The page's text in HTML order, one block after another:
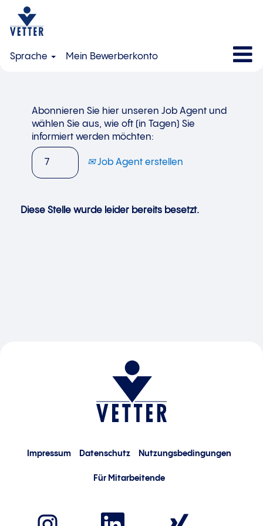
Sprache Mein Bewerberkonto
Abonnieren Sie hier unseren Job Agent und
wählen Sie aus, wie oft (in Tagen) Sie
informiert werden möchten:
Job Agent erstellen
Diese Stelle wurde leider bereits besetzt.
Impressum Datenschutz Nutzungsbedingungen
Für Mitarbeitende
W
W